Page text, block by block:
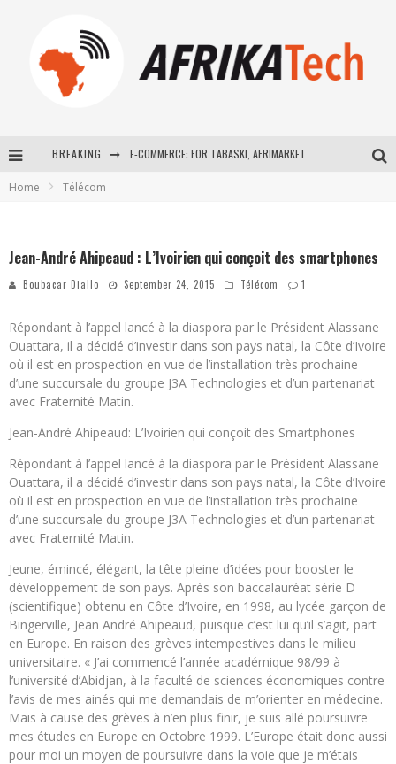
BREAKING
How Technology Has Changed Sports
Home Télécom
Jean-André Ahipeaud : L’Ivoirien qui conçoit des smartphones
Boubacar Diallo September 24, 2015 Télécom 1
Répondant à l’appel lancé à la diaspora par le Président Alassane
Ouattara, il a décidé d’investir dans son pays natal, la Côte d’Ivoire
où il est en prospection en vue de l’installation très prochaine
d’une succursale du groupe J3A Technologies et d’un partenariat
avec Fraternité Matin.
Jean-André Ahipeaud: L’Ivoirien qui conçoit des Smartphones
Répondant à l’appel lancé à la diaspora par le Président Alassane
Ouattara, il a décidé d’investir dans son pays natal, la Côte d’Ivoire
où il est en prospection en vue de l’installation très prochaine
d’une succursale du groupe J3A Technologies et d’un partenariat
avec Fraternité Matin.
Jeune, émincé, élégant, la tête pleine d’idées pour booster le
développement de son pays. Après son baccalauréat série D
(scientifique) obtenu en Côte d’Ivoire, en 1998, au lycée garçon de
Bingerville, Jean André Ahipeaud, puisque c’est lui qu’il s’agit, part
en Europe. En raison des grèves intempestives dans le milieu
universitaire. « J’ai commencé l’année académique 98/99 à
l’université d’Abidjan, à la faculté de sciences économiques contre
l’avis de mes ainés qui me demandais de m’orienter en médecine.
Mais à cause des grèves à n’en plus finir, je suis allé poursuivre
mes études en Europe en Octobre 1999. L’Europe était donc aussi
pour moi un moyen de poursuivre dans la voie que je m’étais